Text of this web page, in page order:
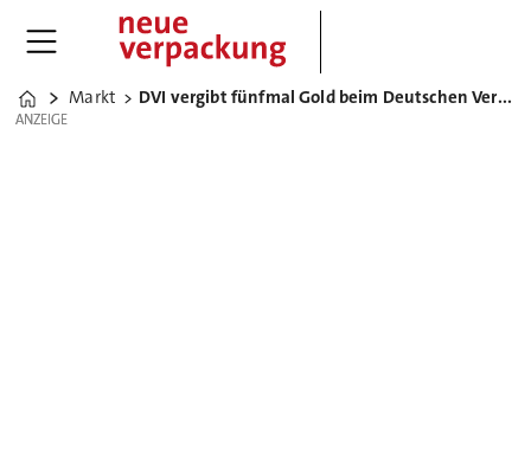
Home
Markt DVI vergibt fünfmal Gold beim Deutschen Verpackungspreis
ANZEIGE
ANZEIGE